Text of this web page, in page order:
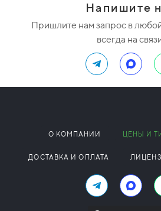
Напишите
Пришлите нам запрос в
всегда на
О КОМПАНИИ ЦЕНЫ И
ДОСТАВКА И ОПЛАТА